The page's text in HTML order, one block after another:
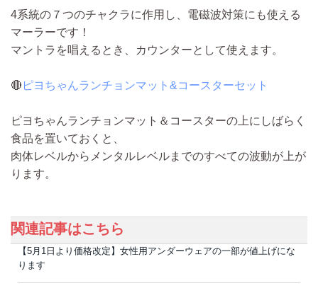
4系統の７つのチャクラに作用し、電磁波対策にも使える
マーラーです！
マントラを唱えるとき、カウンターとして使えます。
🔴 ピヨちゃんランチョンマット&コースターセット
ピヨちゃんランチョンマット＆コースターの上にしばらく
食品を置いておくと、
肉体レベルからメンタルレベルまでのすべての波動が上が
ります。
関連記事はこちら
【5月1日より価格改定】女性用アンダーウェアの一部が値上げにな
ります